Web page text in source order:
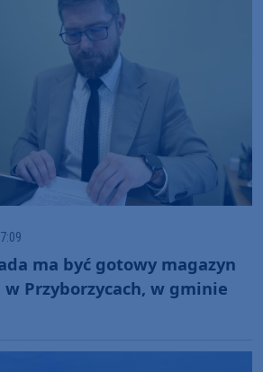
ma być gotowy magazyn
Przyborzycach, w gminie